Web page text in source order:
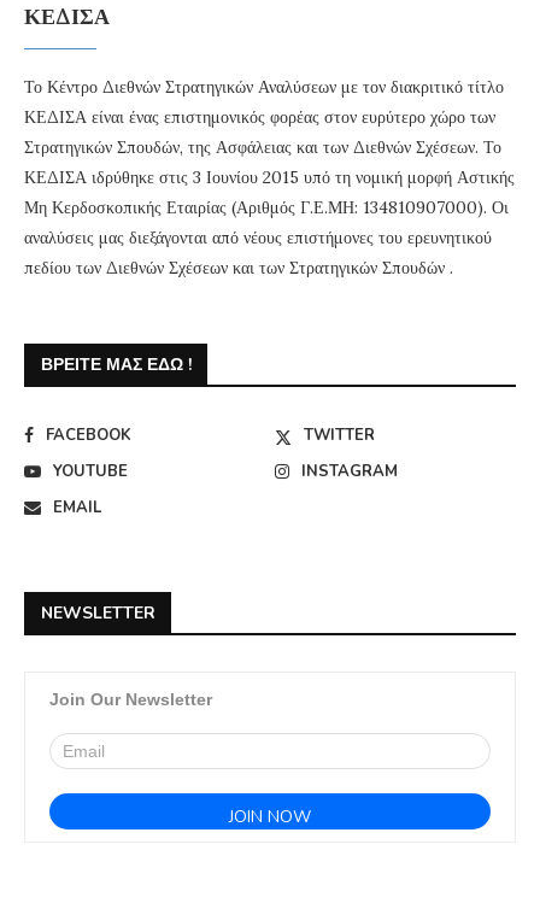
ΚΕΔΙΣΑ
Το Κέντρο Διεθνών Στρατηγικών Αναλύσεων με τον διακριτικό τίτλο
ΚΕΔΙΣΑ είναι ένας επιστημονικός φορέας στον ευρύτερο χώρο των
Στρατηγικών Σπουδών, της Ασφάλειας και των Διεθνών Σχέσεων. Το
ΚΕΔΙΣΑ ιδρύθηκε στις 3 Ιουνίου 2015 υπό τη νομική μορφή Αστικής
Μη Κερδοσκοπικής Εταιρίας (Αριθμός Γ.Ε.ΜΗ: 134810907000). Οι
αναλύσεις μας διεξάγονται από νέους επιστήμονες του ερευνητικού
πεδίου των Διεθνών Σχέσεων και των Στρατηγικών Σπουδών .
ΒΡΕΊΤΕ ΜΑΣ ΕΔΏ !
FACEBOOK
TWITTER
YOUTUBE
INSTAGRAM
EMAIL
NEWSLETTER
Join Our Newsletter